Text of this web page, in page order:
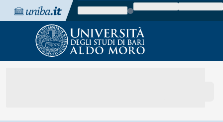
Vai al contenuto
Vai alla navigazione
Vai al footer